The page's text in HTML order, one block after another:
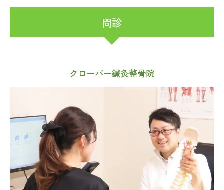
問診
クローバー鍼灸整骨院